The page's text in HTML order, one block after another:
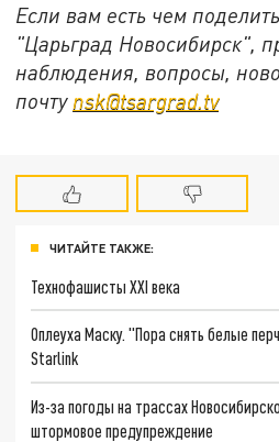
Если вам есть чем
"Царьград Новосибирск",
наблюдения, вопросы,
почту nsk@tsargrad.tv
ЧИТАЙТЕ ТАКЖЕ:
Технофашисты XXI века
Оплеуха Маску. "Пора снять белые
Starlink
Из-за погоды на трассах
штормовое предупреждение